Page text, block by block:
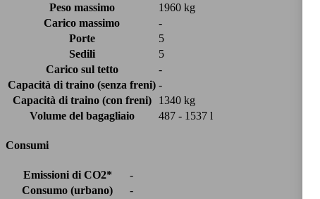
Peso massimo
1960 kg
Carico massimo
-
Porte
5
Sedili
5
Carico sul tetto
-
Capacità di traino (senza freni) -
Capacità di traino (con freni)
1340 kg
Volume del bagagliaio
487 - 1537 l
Consumi
Emissioni di CO2*
-
Consumo (urbano)
-